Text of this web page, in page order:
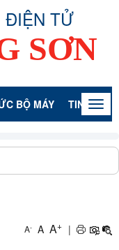
ĐIỆN TỬ
SƠN
BỘ MÁY TIN TỨC -
A- A A+ |